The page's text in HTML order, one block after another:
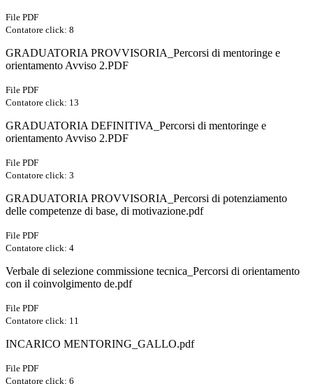
File PDF
Contatore click: 8
GRADUATORIA PROVVISORIA_Percorsi di mentoringe e
orientamento Avviso 2.PDF
File PDF
Contatore click: 13
GRADUATORIA DEFINITIVA_Percorsi di mentoringe e
orientamento Avviso 2.PDF
File PDF
Contatore click: 3
GRADUATORIA PROVVISORIA_Percorsi di potenziamento
delle competenze di base, di motivazione.pdf
File PDF
Contatore click: 4
Verbale di selezione commissione tecnica_Percorsi di orientamento
con il coinvolgimento de.pdf
File PDF
Contatore click: 11
INCARICO MENTORING_GALLO.pdf
File PDF
Contatore click: 6